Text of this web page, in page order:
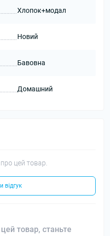
Хлопок+модал
Новий
Бавовна
Домашний
цей товар.
відгук
товар, станьте